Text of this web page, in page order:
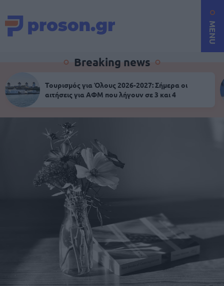
MENU
Breaking news
Τουρισμός για Όλους 2026-2027: Σήμερα οι
αιτήσεις για ΑΦΜ που λήγουν σε 3 και 4